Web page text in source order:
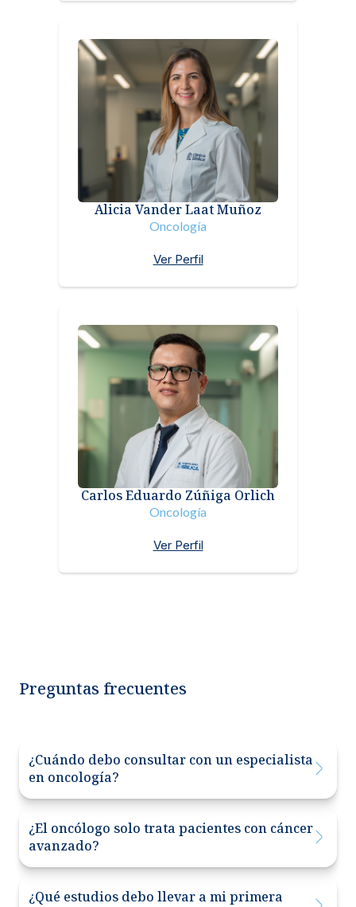
Alicia Vander Laat Muñoz
Oncología
Ver Perfil
Carlos Eduardo Zúñiga Orlich
Oncología
Ver Perfil
Preguntas frecuentes
¿Cuándo debo consultar con un especialista
en oncología?
¿El oncólogo solo trata pacientes con cáncer
avanzado?
¿Qué estudios debo llevar a mi primera